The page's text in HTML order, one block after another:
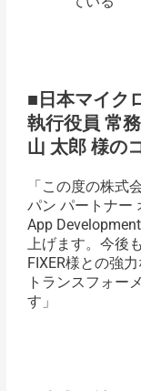
■日本マイク
執行役員 常
山 太郎 様の
「この度の株式
パン パートナー
App
上げます。今後
FIXER様との強
トランスフォー
す」